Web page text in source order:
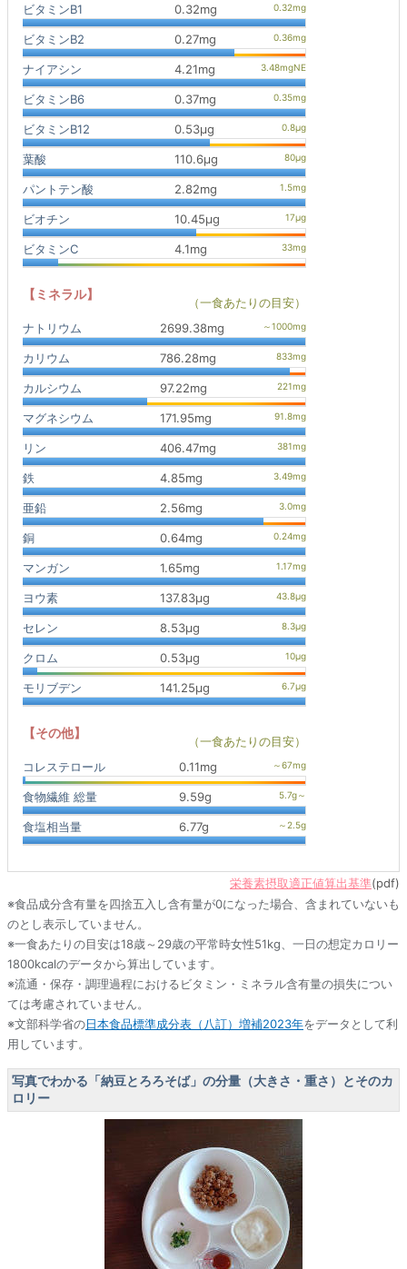
ビタミンB1 0.32mg
ビタミンB2 0.27mg
ナイアシン 4.21mg
ビタミンB6 0.37mg
ビタミンB12 0.53μg
葉酸 110.6μg
パントテン酸 2.82mg
ビオチン 10.45μg
ビタミンC 4.1mg
【ミネラル】
（一食あたりの目安）
ナトリウム
2699.38mg
カリウム 786.28mg
カルシウム 97.22mg
マグネシウム 171.95mg
リン 406.47mg
鉄 4.85mg
亜鉛 2.56mg
銅 0.64mg
マンガン 1.65mg
ヨウ素 137.83μg
セレン 8.53μg
クロム 0.53μg
モリブデン 141.25μg
【その他】
（一食あたりの目安）
コレステロール
0.11mg
食物繊維 総量 9.59g
食塩相当量 6.77g
栄養素摂取適正値算出基準(pdf)
※食品成分含有量を四捨五入し含有量が0になった場合、含まれていないも
のとし表示していません。
※一食あたりの目安は18歳～29歳の平常時女性51kg、一日の想定カロリー
1800kcalのデータから算出しています。
※流通・保存・調理過程におけるビタミン・ミネラル含有量の損失につい
ては考慮されていません。
※文部科学省の日本食品標準成分表（八訂）増補2023年をデータとして利
用しています。
写真でわかる「納豆とろろそば」の分量（大きさ・重さ）とそのカ
ロリー